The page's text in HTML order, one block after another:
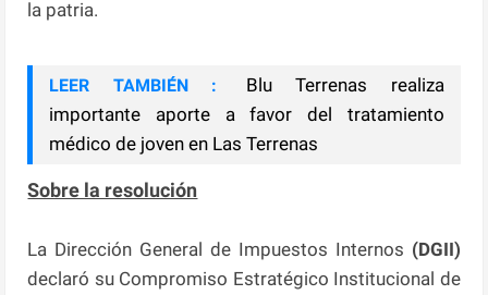
la patria.
LEER TAMBIÉN :
Blu Terrenas realiza
importante aporte a favor del tratamiento
médico de joven en Las Terrenas
Sobre la resolución
La Dirección General de Impuestos Internos (DGII)
declaró su Compromiso Estratégico Institucional de